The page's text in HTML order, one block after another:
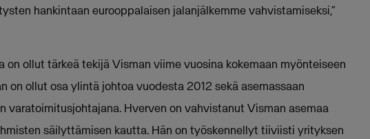
hankintaan eurooppalaisen jalanjälkemme vahvistamiseksi,”
on ollut tärkeä tekijä Visman viime vuosina kokemaan myönteiseen
on ollut osa ylintä johtoa vuodesta 2012 sekä asemassaan
varatoimitusjohtajana. Hverven on vahvistanut Visman asemaa
säilyttämisen kautta. Hän on työskennellyt tiiviisti yrityksen